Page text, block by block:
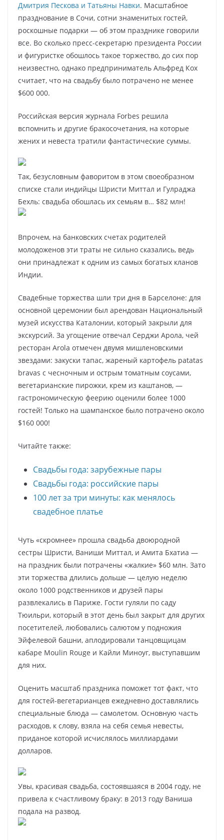
Дмитрия Пескова и Татьяны Навки. Масштабное
празднование в Сочи, сотни знаменитых гостей,
роскошные подарки — об этом празднике говорили
все. Во сколько пресс-секретарю президента России
и фигуристке обошлось такое торжество, до сих пор
неизвестно, однако предприниматель Альфред Кох
считает, что на свадьбу было потрачено не менее
$600 000.
Российская версия журнала Forbes решила
вспомнить и другие бракосочетания, на которые
жених и невеста тратили фантастические суммы.
Так, безусловным фаворитом в этом своеобразном
списке стали индийцы Шристи Миттал и Гулраджа
Бехль: свадьба обошлась их семьям в… $82 млн!
Впрочем, на банковских счетах родителей
молодоженов эти траты не сильно сказались, ведь
они принадлежат к одним из самых богатых кланов
Индии.
Свадебные торжества шли три дня в Барселоне: для
основной церемонии был арендован Национальный
музей искусства Каталонии, который закрыли для
экскурсий. За угощение отвечал Серджи Арола, чей
ресторан Arola отмечен двумя мишленовскими
звездами: закуски тапас, жареный картофель patatas
bravas с чесночным и острым томатным соусами,
вегетарианские пирожки, крем из каштанов, —
гастрономическую феерию оценили более 1000
гостей! Только на шампанское было потрачено около
$160 000!
Читайте также:
Свадьбы года: зарубежные пары
Свадьбы года: российские пары
100 лет за три минуты: как менялось
свадебное платье
Чуть «скромнее» прошла свадьба двоюродной
сестры Шристи, Ваниши Миттал, и Амита Бхатиа —
на праздник были потрачены «жалкие» $60 млн. Зато
эти торжества длились дольше — целую неделю
около 1000 родственников и друзей пары
развлекались в Париже. Гости гуляли по саду
Тюильри, который в этот день был закрыт для других
посетителей, любовались салютом у подножия
Эйфелевой башни, аплодировали танцовщицам
кабаре Moulin Rouge и Кайли Миноуг, выступавшим
для них.
Оценить масштаб праздника поможет тот факт, что
для гостей-вегетарианцев ежедневно доставлялись
специальные блюда — самолетом. Основную часть
расходов, к слову, взяла на себя семья невесты,
приданое которой исчислялось миллиардами
долларов.
Увы, красивая свадьба, состоявшаяся в 2004 году, не
привела к счастливому браку: в 2013 году Ваниша
подала на развод.